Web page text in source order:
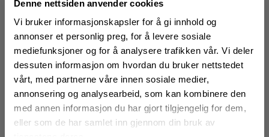
Denne nettsiden anvender cookies
Vi bruker informasjonskapsler for å gi innhold og
annonser et personlig preg, for å levere sosiale
mediefunksjoner og for å analysere trafikken vår. Vi deler
dessuten informasjon om hvordan du bruker nettstedet
vårt, med partnerne våre innen sosiale medier,
annonsering og analysearbeid, som kan kombinere den
med annen informasjon du har gjort tilgjengelig for dem,
eller som de har samlet inn gjennom din bruk av
Slipepapir Festool D225/48 P60
GR/25
På nettlager
Klikk & Hent i Motek Oslo - Brobekk + 12 andre
1 Pakke a 25 Stk
Alternativ pakning